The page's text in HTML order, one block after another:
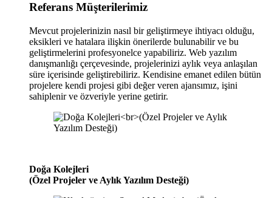
Referans Müşterilerimiz
Mevcut projelerinizin nasıl bir geliştirmeye ihtiyacı olduğu,
eksikleri ve hatalara ilişkin önerilerde bulunabilir ve bu
geliştirmelerini profesyonelce yapabiliriz. Web yazılım
danışmanlığı çerçevesinde, projelerinizi aylık veya anlaşılan
süre içerisinde geliştirebiliriz. Kendisine emanet edilen bütün
projelere kendi projesi gibi değer veren ajansımız, işini
sahiplenir ve özveriyle yerine getirir.
Doğa Kolejleri
(Özel Projeler ve Aylık Yazılım Desteği)